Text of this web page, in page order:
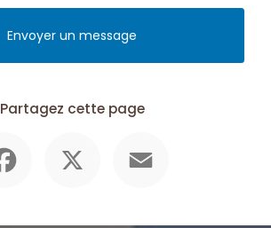
Envoyer un message
Partagez cette page